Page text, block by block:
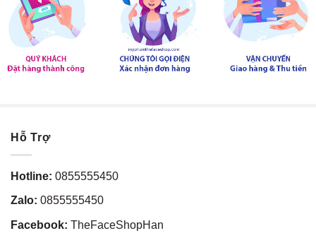
Hỗ Trợ
Hotline: 0855555450
Zalo: 0855555450
Facebook: TheFaceShopHan